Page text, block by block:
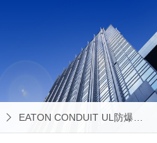
EATON CONDUIT UL防爆管件